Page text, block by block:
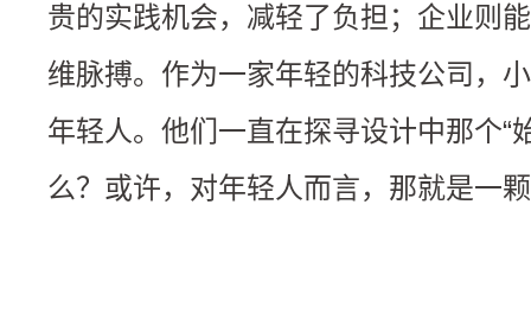
贵的实践机会，减轻了负担；企业则
维脉搏。作为一家年轻的科技公司，
年轻人。他们一直在探寻设计中那个“
么？或许，对年轻人而言，那就是一